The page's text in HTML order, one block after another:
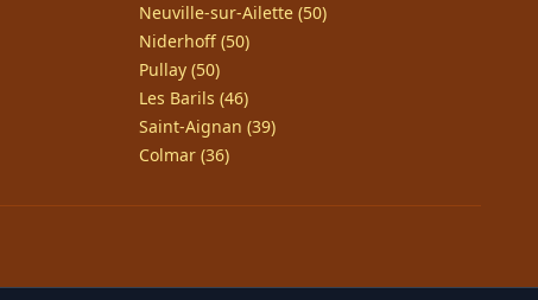
Neuville-sur-Ailette (50)
Niderhoff (50)
Pullay (50)
Les Barils (46)
Saint-Aignan (39)
Colmar (36)